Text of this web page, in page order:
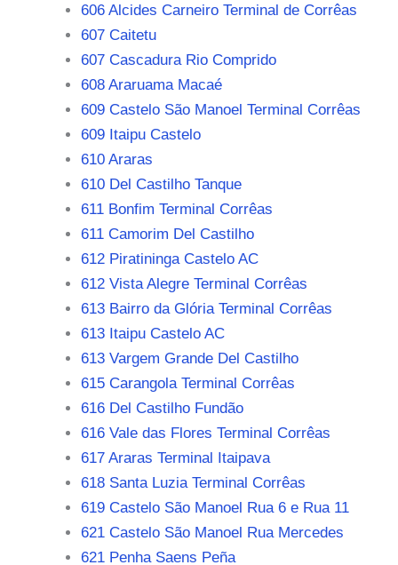
606 Alcides Carneiro Terminal de Corrêas
607 Caitetu
607 Cascadura Rio Comprido
608 Araruama Macaé
609 Castelo São Manoel Terminal Corrêas
609 Itaipu Castelo
610 Araras
610 Del Castilho Tanque
611 Bonfim Terminal Corrêas
611 Camorim Del Castilho
612 Piratininga Castelo AC
612 Vista Alegre Terminal Corrêas
613 Bairro da Glória Terminal Corrêas
613 Itaipu Castelo AC
613 Vargem Grande Del Castilho
615 Carangola Terminal Corrêas
616 Del Castilho Fundão
616 Vale das Flores Terminal Corrêas
617 Araras Terminal Itaipava
618 Santa Luzia Terminal Corrêas
619 Castelo São Manoel Rua 6 e Rua 11
621 Castelo São Manoel Rua Mercedes
621 Penha Saens Peña